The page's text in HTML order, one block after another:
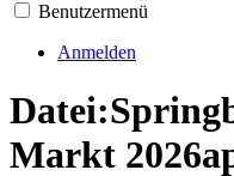
Benutzermenü
Anmelden
Markt